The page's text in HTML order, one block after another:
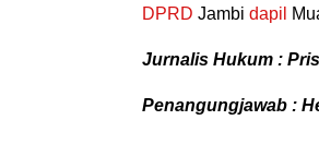
DPRD Jambi dapil
Jurnalis Hukum :
Penangungjawab :